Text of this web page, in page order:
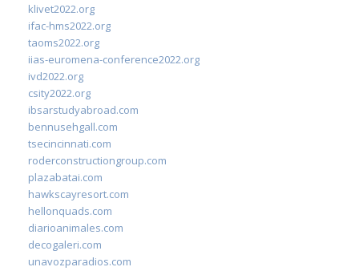
klivet2022.org
ifac-hms2022.org
taoms2022.org
iias-euromena-conference2022.org
ivd2022.org
csity2022.org
ibsarstudyabroad.com
bennusehgall.com
tsecincinnati.com
roderconstructiongroup.com
plazabatai.com
hawkscayresort.com
hellonquads.com
diarioanimales.com
decogaleri.com
unavozparadios.com